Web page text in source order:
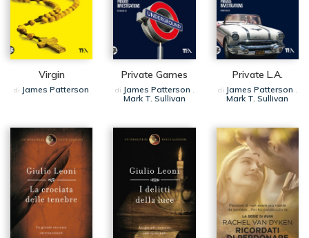
Virgin
di James Patterson
Private Games
di James Patterson ,
Mark T. Sullivan
Private L.A.
di James Patterson ,
Mark T. Sullivan